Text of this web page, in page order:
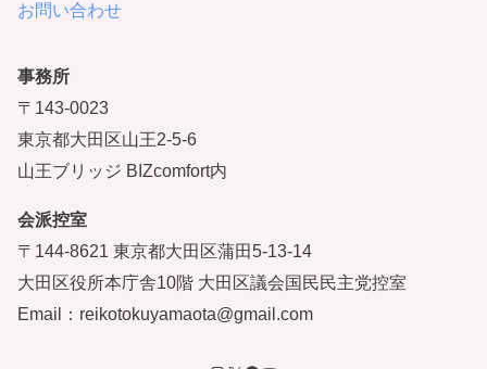
お問い合わせ
事務所
〒143-0023
東京都大田区山王2-5-6
山王ブリッジ BIZcomfort内
会派控室
〒144-8621 東京都大田区蒲田5-13-14
大田区役所本庁舎10階 大田区議会国民民主党控室
Email：reikotokuyamaota@gmail.com